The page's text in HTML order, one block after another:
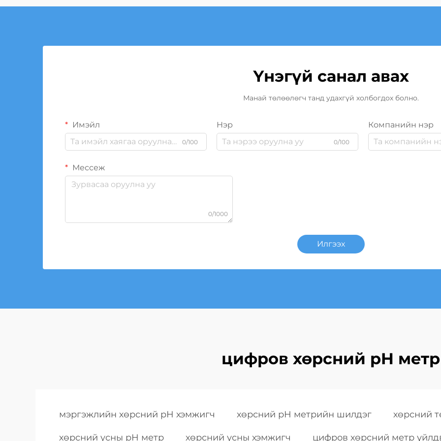
Үнэгүй санал авах
Манай төлөөлөгч танд удахгүй холбогдох болно.
Имэйл
0/100
Нэр
0/100
Компанийн нэр
Мессеж
0/1000
Илгээх
цифров хөрсний pH метр
мэргэжлийн хөрсний pH хэмжигч хөрсний pH метрийн шилдэг хөрсний
хөрсний усны pH метр хөрсний усны хэмжигч цифров хөрсний метр